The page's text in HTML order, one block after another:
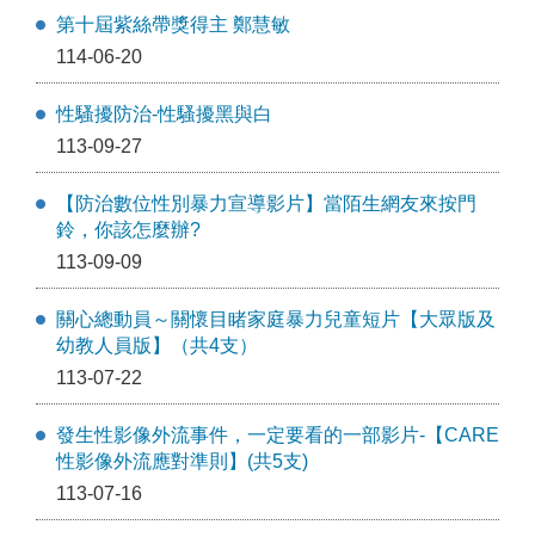
第十屆紫絲帶獎得主 鄭慧敏
114-06-20
性騷擾防治-性騷擾黑與白
113-09-27
【防治數位性別暴力宣導影片】當陌生網友來按門
鈴，你該怎麼辦?
113-09-09
關心總動員～關懷目睹家庭暴力兒童短片【大眾版及
幼教人員版】（共4支）
113-07-22
發生性影像外流事件，一定要看的一部影片-【CARE
性影像外流應對準則】(共5支)
113-07-16